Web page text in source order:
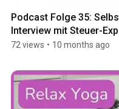
Podcast Folge 35:
Interview mit Steuer-
72 views • 10 months ago